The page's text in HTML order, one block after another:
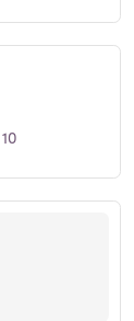
10